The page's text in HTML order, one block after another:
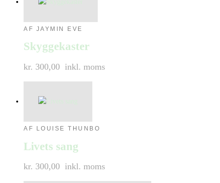
AF JAYMIN EVE
Skyggekaster
kr. 300,00 inkl. moms
AF LOUISE THUNBO
Livets sang
kr. 300,00 inkl. moms